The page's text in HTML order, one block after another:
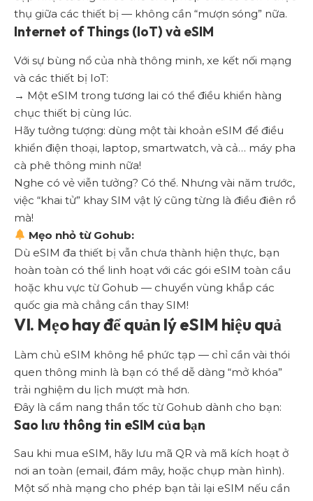
thụ giữa các thiết bị — không cần “mượn sóng” nữa.
Internet of Things (IoT) và eSIM
Với sự bùng nổ của nhà thông minh, xe kết nối mạng
và các thiết bị IoT:
→ Một eSIM trong tương lai có thể điều khiển hàng
chục thiết bị cùng lúc.
Hãy tưởng tượng: dùng một tài khoản eSIM để điều
khiển điện thoại, laptop, smartwatch, và cả… máy pha
cà phê thông minh nữa!
Nghe có vẻ viễn tưởng? Có thể. Nhưng vài năm trước,
việc “khai tử” khay SIM vật lý cũng từng là điều điên rồ
mà!
Mẹo nhỏ từ Gohub:
Dù eSIM đa thiết bị vẫn chưa thành hiện thực, bạn
hoàn toàn có thể linh hoạt với các gói eSIM toàn cầu
hoặc khu vực từ Gohub — chuyển vùng khắp các
quốc gia mà chẳng cần thay SIM!
VI. Mẹo hay để quản lý eSIM hiệu quả
Làm chủ eSIM không hề phức tạp — chỉ cần vài thói
quen thông minh là bạn có thể dễ dàng “mở khóa”
trải nghiệm du lịch mượt mà hơn.
Đây là cẩm nang thần tốc từ Gohub dành cho bạn:
Sao lưu thông tin eSIM của bạn
Sau khi mua eSIM, hãy lưu mã QR và mã kích hoạt ở
nơi an toàn (email, đám mây, hoặc chụp màn hình).
Một số nhà mạng cho phép bạn tải lại eSIM nếu cần